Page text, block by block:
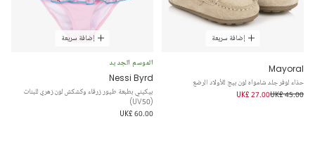
إضافة سريعة
Mayoral
حذاء لوفر جلد شامواه لون بيج للأولاد الرضع
UK£ 45.00
UK£ 27.00
إضافة سريعة
الموسم الجديد
Nessi Byrd
بيكيني بطبعة طيور زرقاء وكشكش لون زهري للبنات
(UV50)
UK£ 60.00